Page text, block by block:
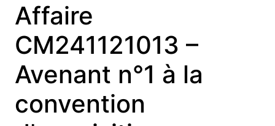
Affaire
CM241121013 –
Avenant n°1 à la
convention